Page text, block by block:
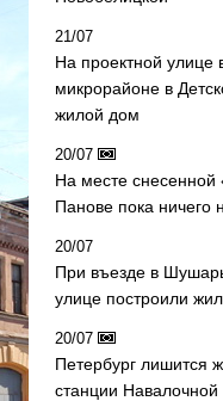
21/07
На проектной улице
микрорайоне в
жилой дом
20/07
На месте снесенной
Панове пока ничего
20/07
При въезде в
улице построили
20/07
Петербург лишится
станции